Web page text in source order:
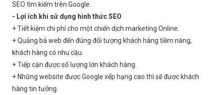
SEO tìm kiếm trên Google.
- Lợi ích khi sử dụng hình thức SEO
+ Tiết kiệm chi phí cho một chiến dịch marketing Online.
+ Quảng bá web đến đúng đối tượng khách hàng tiềm năng,
khách hàng có nhu cầu.
+ Tiếp cận được số lượng lớn khách hàng.
+ Những website được Google xếp hạng cao thì sẽ được khách
hàng tin tưởng.